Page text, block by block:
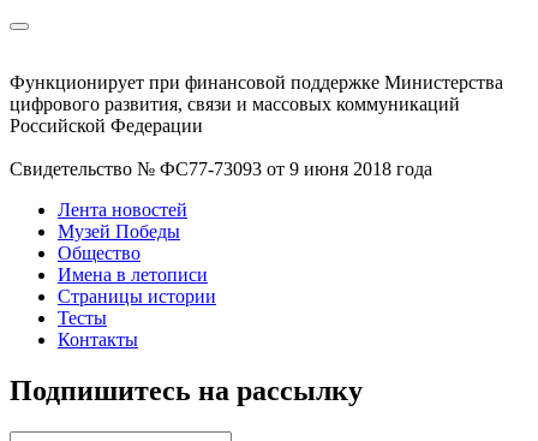
Функционирует при финансовой поддержке Министерства
цифрового развития, связи и массовых коммуникаций
Российской Федерации
Свидетельство № ФС77-73093 от 9 июня 2018 года
Лента новостей
Музей Победы
Общество
Имена в летописи
Страницы истории
Тесты
Контакты
Подпишитесь на рассылку